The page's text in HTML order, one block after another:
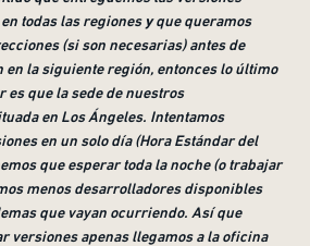
todas las regiones yque queramos
(si son necesarias) antes de
la siguiente región, entonces lo último
es que la sede de nuestros
en Los Ángeles. Intentamos
en un solo día (Hora Estándar del
que esperar toda la noche (o trabajar
menos desarrolladores disponibles
que vayan ocurriendo. Así que
versiones apenas llegamos a la oficina